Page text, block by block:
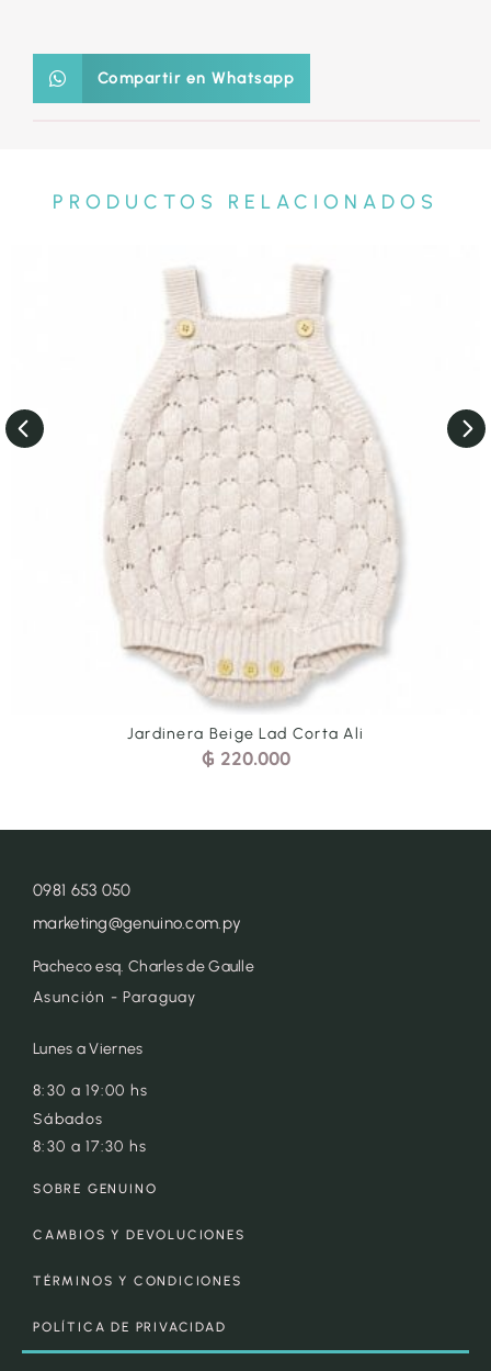
Compartir en Whatsapp
PRODUCTOS RELACIONADOS
Jardinera Cel
0981 653 050
marketing@genuino.com.py
Pacheco esq. Charles de Gaulle
Asunción - Paraguay
Lunes a Viernes
8:30 a 19:00 hs
Sábados
8:30 a 17:30 hs
SOBRE GENUINO
CAMBIOS Y DEVOLUCIONES
TÉRMINOS Y CONDICIONES
POLÍTICA DE PRIVACIDAD